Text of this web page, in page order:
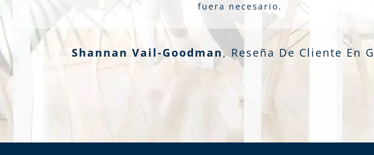
fuera necesario.
Shannan Vail-Goodman, Reseña De Cliente En